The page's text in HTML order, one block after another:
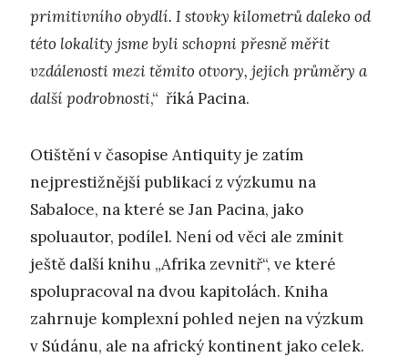
primitivního obydlí. I stovky kilometrů daleko od
této lokality jsme byli schopni přesně měřit
vzdálenosti mezi těmito otvory, jejich průměry a
další podrobnosti,“ říká Pacina.
Otištění v časopise Antiquity je zatím
nejprestižnější publikací z výzkumu na
Sabaloce, na které se Jan Pacina, jako
spoluautor, podílel. Není od věci ale zmínit
ještě další knihu „Afrika zevnitř“, ve které
spolupracoval na dvou kapitolách. Kniha
zahrnuje komplexní pohled nejen na výzkum
v Súdánu, ale na africký kontinent jako celek.